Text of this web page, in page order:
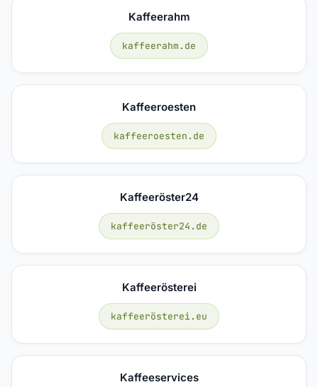
Kaffeerahm
kaffeerahm.de
Kaffeeroesten
kaffeeroesten.de
Kaffeeröster24
kaffeeröster24.de
Kaffeerösterei
kaffeerösterei.eu
Kaffeeservices